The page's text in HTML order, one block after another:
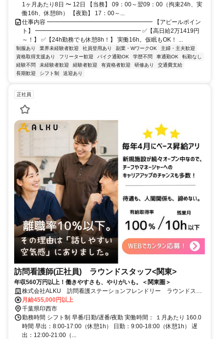
1ヶ月あたり8日 〜 12日 【当務】 09：00～翌09：00（拘束24h、実
働16h、休憩8h） 【夜勤】 17：00～...
仕事内容 ━━━━━━━━━━━━━━━━━━ 【アピールポイン
ト】 ━━━━━━━━━━━━━━━━━━ ✅【高日給2万1419円
～！】 ✅【24h勤務でも休憩8h！】 実働16h。仮眠もOK！ ...
制服あり 業界未経験者歓迎 社員登用あり 副業・WワークOK
主婦・主夫歓迎
資格取得支援あり
フリーター歓迎 バイク通勤OK 学歴不問 車通勤OK
転勤なし
経験不問
未経験者歓迎 経験者歓迎 有資格者歓迎 研修あり
交通費支給
長期歓迎
シフト制 送迎あり
正社員
訪問看護師(正社員) ラウンドスタッフ<関東>
年収560万円以上！働きやすさも、やりがいも。＜関東圏＞
株式会社ALKU 訪問看護ステーションフレンドリー ラウンドスタ
ッフ<関東>
月給455,000円以上
千葉県印西市
勤務時間 シフト制 早番/日勤/遅番/夜勤 実働時間： １月あたり 160.0
時間 早出：8:00-17:00（休憩1h） 日勤：9:00-18:00（休憩1h） 遅
出：12:00-21:00（...